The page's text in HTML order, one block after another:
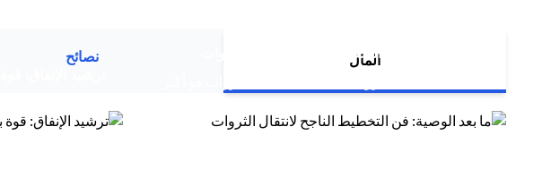
المال نصائح ما بعد الوصية: فن التخطيط الناجح لانتقال الثروات
ترشيد الإنفاق: